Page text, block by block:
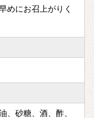
めにお召上がりく
、砂糖、酒、酢、